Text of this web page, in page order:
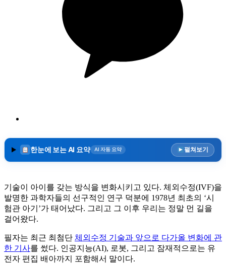
한눈에 보는 AI 요약 AI 자동 요약 펼쳐보기
기술이 아이를 갖는 방식을 변화시키고 있다. 체외수정(IVF)을
발명한 과학자들의 선구적인 연구 덕분에 1978년 최초의 ‘시
험관 아기’가 태어났다. 그리고 그 이후 우리는 정말 먼 길을
걸어왔다.
필자는 최근 최첨단 체외수정 기술과 앞으로 다가올 변화에 관
한 기사를 썼다. 인공지능(AI), 로봇, 그리고 잠재적으로는 유
전자 편집 배아까지 포함해서 말이다.